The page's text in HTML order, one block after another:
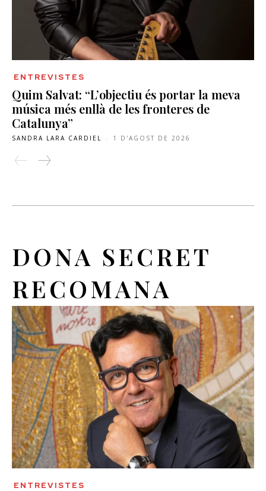
ENTREVISTES
Quim Salvat: “L’objectiu és portar la meva
música més enllà de les fronteres de
Catalunya”
SANDRA LARA CARDIEL - 1 D'AGOST DE 2026
DONA SECRET
RECOMANA
ENTREVISTES